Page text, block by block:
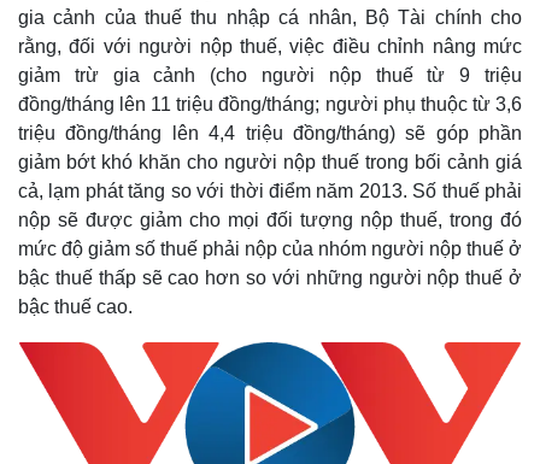
gia cảnh của thuế thu nhập cá nhân, Bộ Tài chính cho
rằng, đối với người nộp thuế, việc điều chỉnh nâng mức
giảm trừ gia cảnh (cho người nộp thuế từ 9 triệu
đồng/tháng lên 11 triệu đồng/tháng; người phụ thuộc từ 3,6
triệu đồng/tháng lên 4,4 triệu đồng/tháng) sẽ góp phần
giảm bớt khó khăn cho người nộp thuế trong bối cảnh giá
cả, lạm phát tăng so với thời điểm năm 2013. Số thuế phải
nộp sẽ được giảm cho mọi đối tượng nộp thuế, trong đó
mức độ giảm số thuế phải nộp của nhóm người nộp thuế ở
bậc thuế thấp sẽ cao hơn so với những người nộp thuế ở
bậc thuế cao.